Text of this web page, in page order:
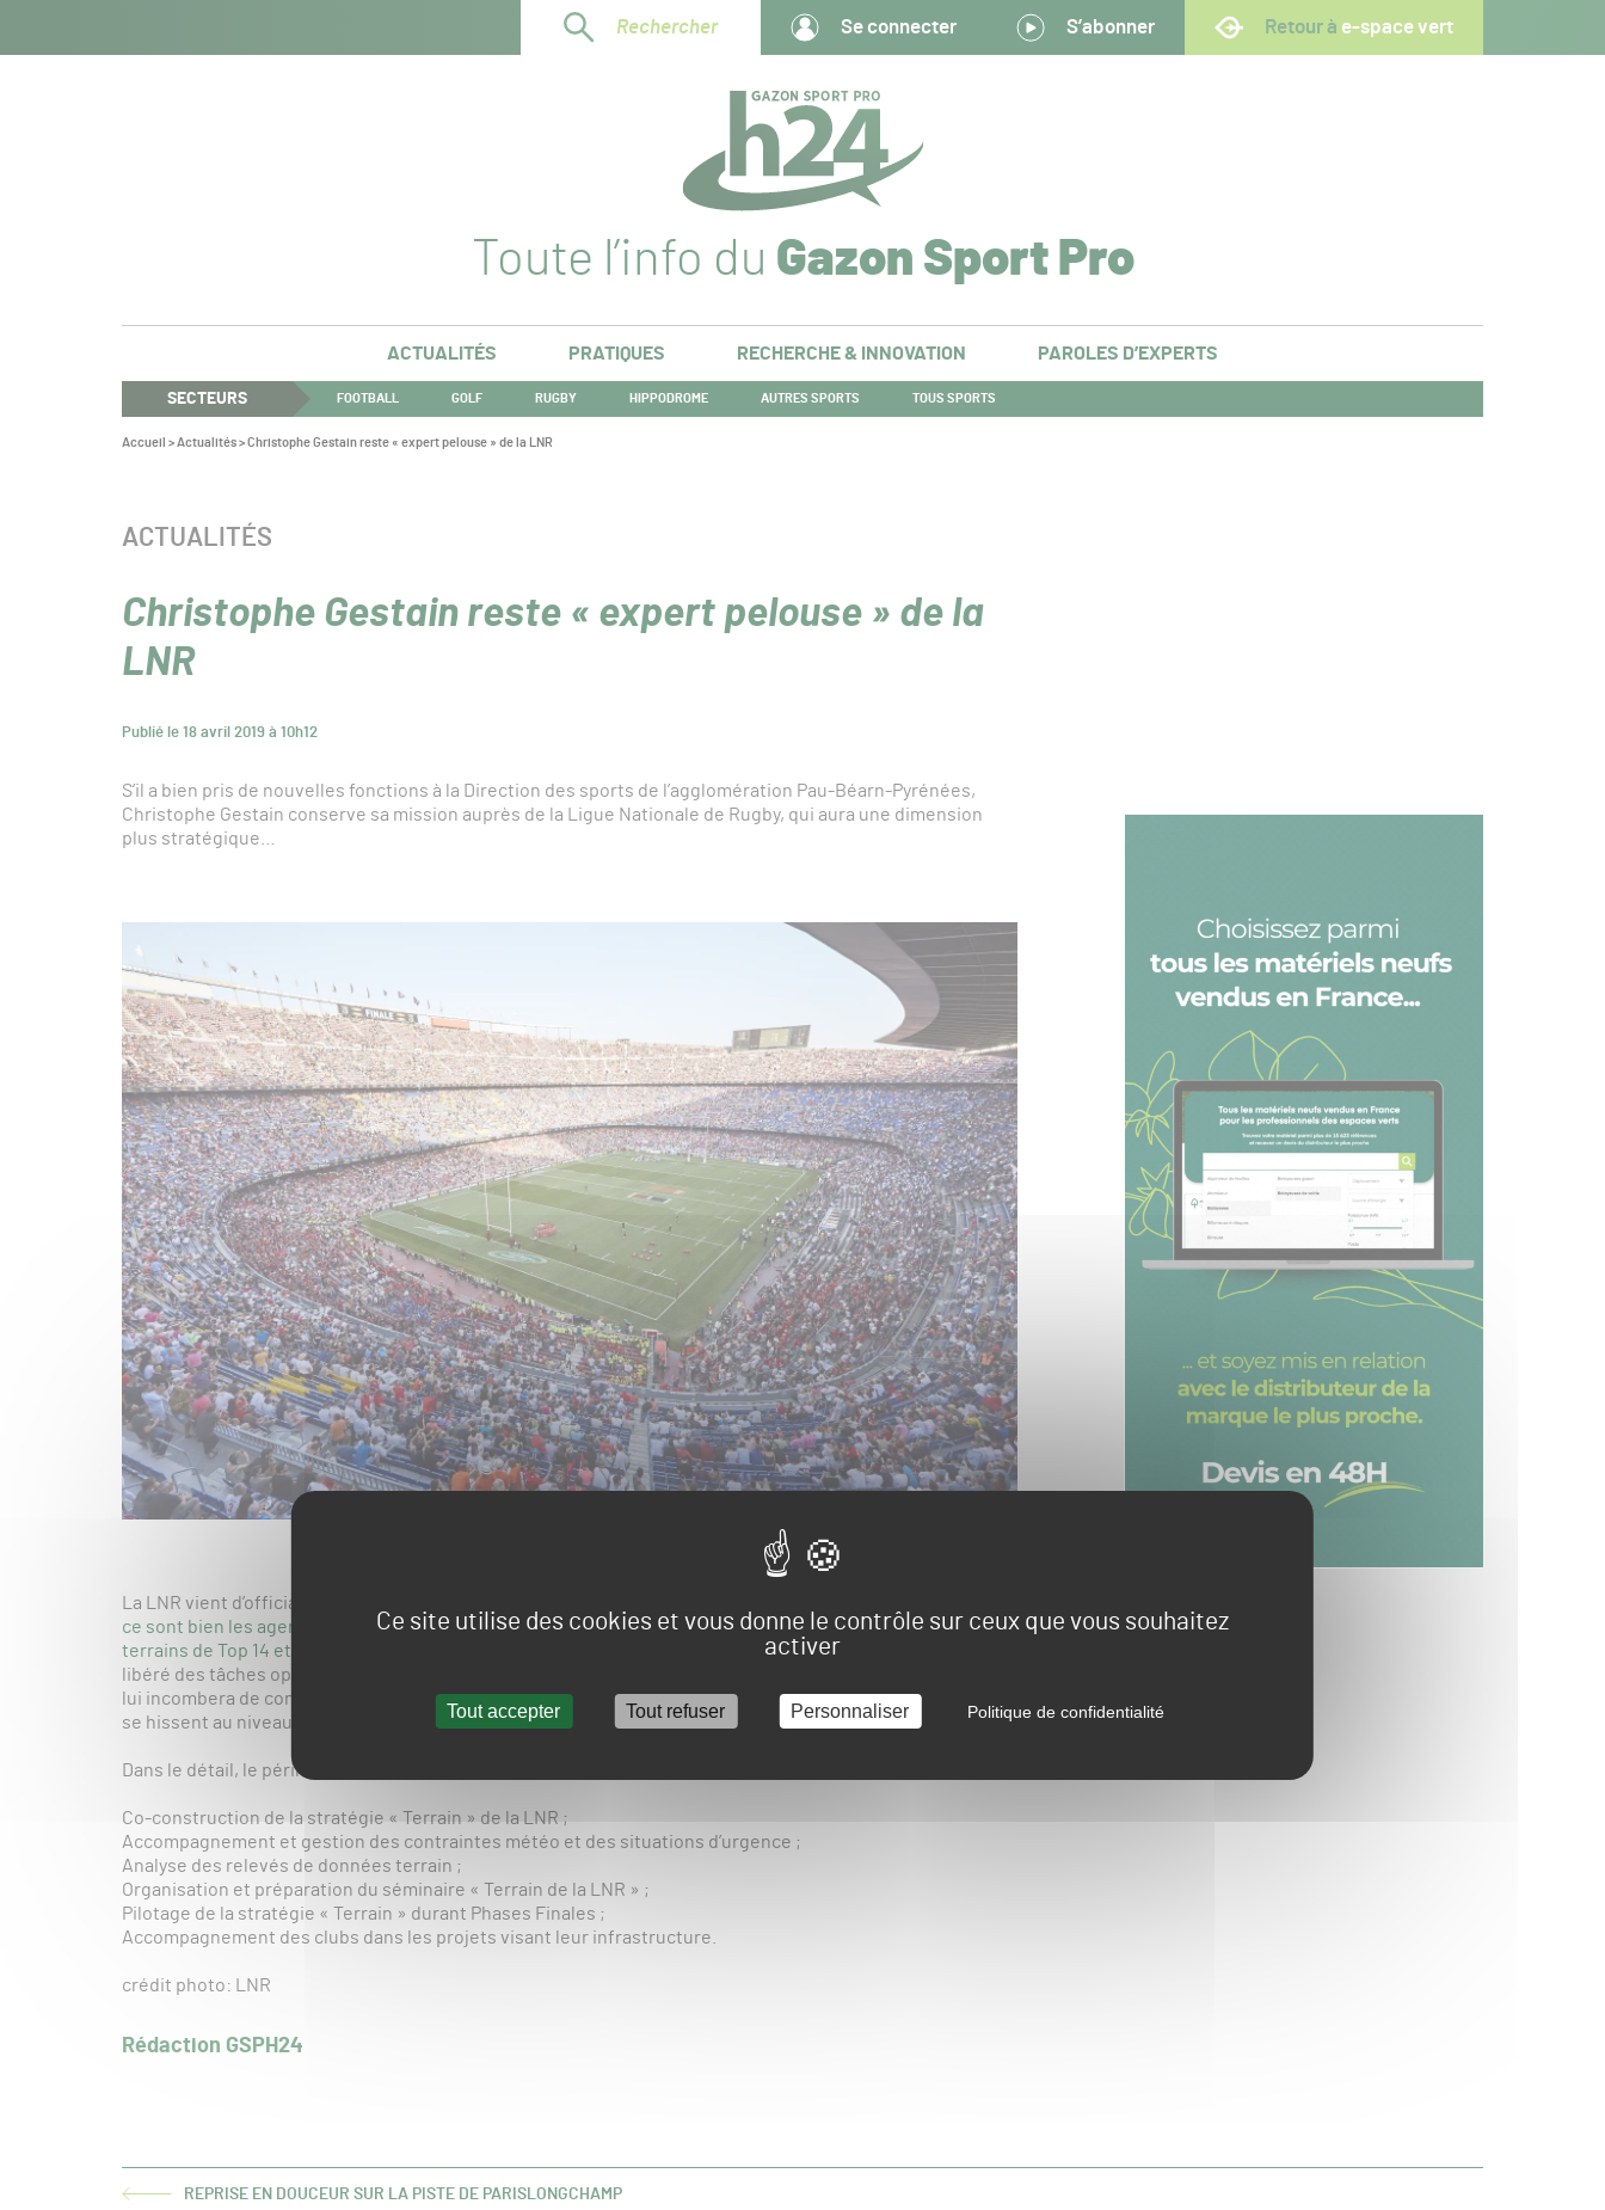
Ce site utilise des cookies et vous donne le contrôle sur ceux que vous souhaitez
activer
Tout accepter Tout refuser Personnaliser Politique de confidentialité
Rechercher Se connecter S’abonner Retour à e-space vert
Toute l’info du Gazon Sport Pro
ACTUALITÉS PRATIQUES RECHERCHE & INNOVATION PAROLES D’EXPERTS
SECTEURS FOOTBALL GOLF RUGBY HIPPODROME AUTRES SPORTS TOUS SPORTS
Vous
Accueil >Actualités>Christophe Gestain reste « expert pelouse » de la LNR
Christophe Gestain reste « expert pelouse » de la
LNR
Publié le 18 avril 2019 à 10h12
CATÉGORIE :
ACTUALITÉS
S’il a bien pris de nouvelles fonctions à la Direction des sports de l’agglomération Pau-Béarn-Pyrénées,
Christophe Gestain conserve sa mission auprès de la Ligue Nationale de Rugby, qui aura une dimension
plus stratégique…
La LNR vient d’officialiser le maintien des fonctions de Christophe Gestain en tant qu’ « expert pelouse ».
ce sont bien les agents de Labosport qui assureront les prélèvements et analyses sur les différents
terrains de Top 14 et de Pro D2
(deux fois par saison pour chacun d’eux), Christophe Gestain, désormais
libéré des tâches opérationnelles, occupera une fonction à dimension plus stratégique auprès de la LNR. Il
lui incombera de concrétiser le plan d’action de la LNR, qui vise à ce que les terrains de Top 14 et de Pro D2
se hissent au niveau d’exigence requis par la pratique du rugby de haut niveau.
Dans le détail, le périmètre de Christophe Gestain recouvrira les points suivants :
Co-construction de la stratégie « Terrain » de la LNR ;
Accompagnement et gestion des contraintes météo et des situations d’urgence ;
Analyse des relevés de données terrain ;
Organisation et préparation du séminaire « Terrain de la LNR » ;
Pilotage de la stratégie « Terrain » durant Phases Finales ;
Accompagnement des clubs dans les projets visant leur infrastructure.
crédit photo: LNR
Rédaction GSPH24
ARTICLEREPRISE EN DOUCEUR SUR LA PISTE DE PARISLONGCHAMP